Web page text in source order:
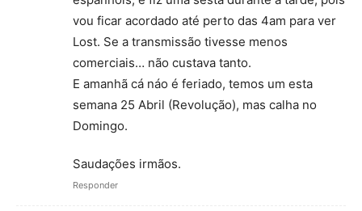
vou ficar acordado até perto das 4am para ver
Lost. Se a transmissão tivesse menos
comerciais… não custava tanto.
E amanhã cá náo é feriado, temos um esta
semana 25 Abril (Revolução), mas calha no
Domingo.
Saudações irmãos.
Responder